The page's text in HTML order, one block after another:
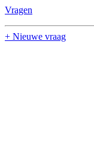
Vragen
+ Nieuwe vraag